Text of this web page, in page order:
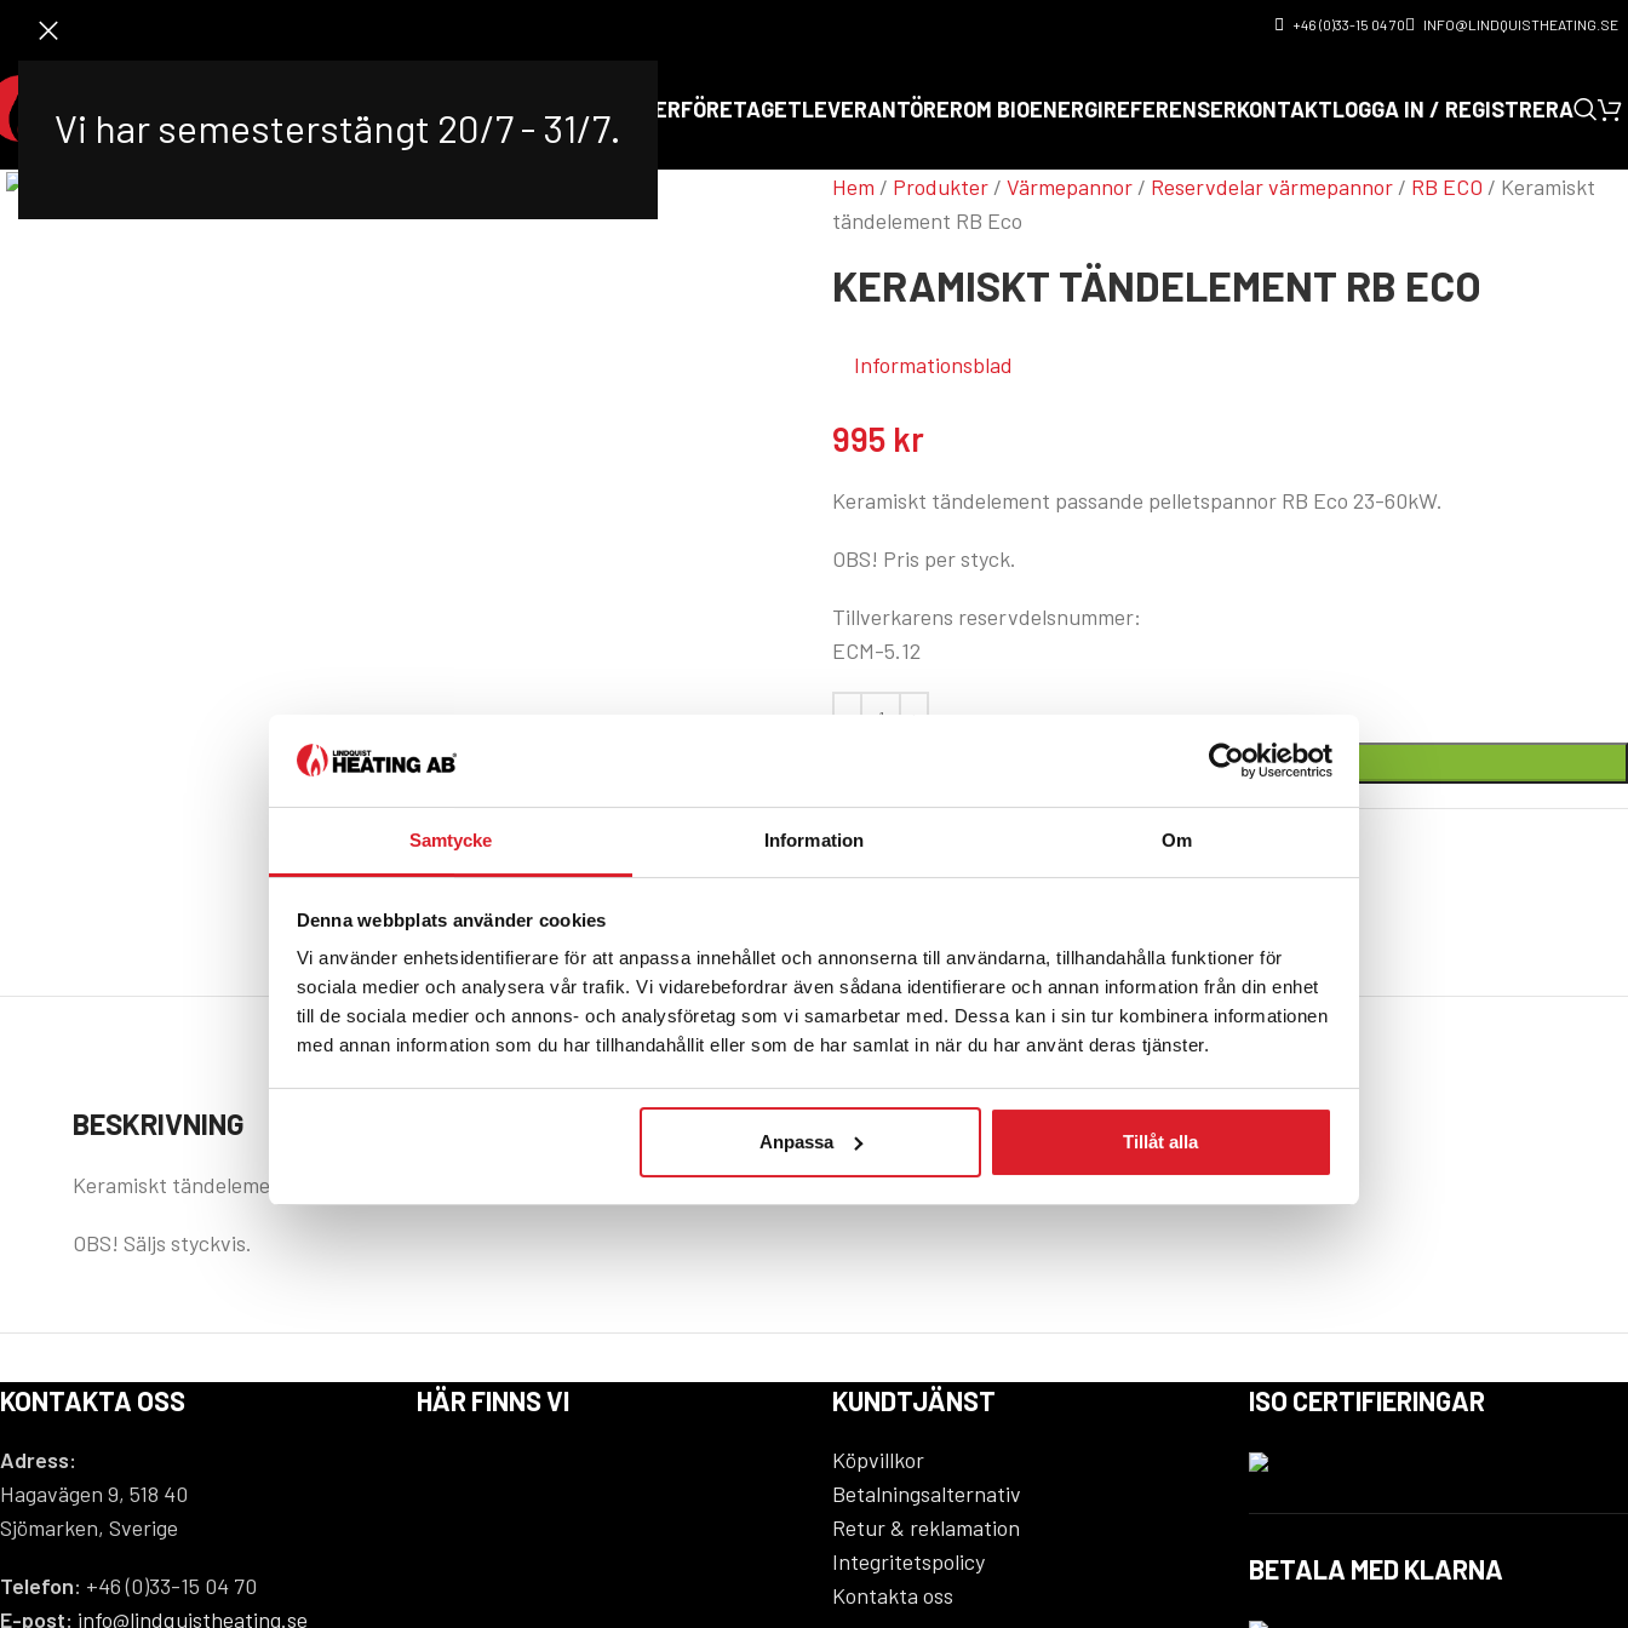
Vi har semesterstängt 20/7 - 31/7.
Samtycke Information Om
Denna webbplats använder cookies
Vi använder enhetsidentifierare för att anpassa innehållet och annonserna till användarna, tillhandahålla funktioner för
sociala medier och analysera vår trafik. Vi vidarebefordrar även sådana identifierare och annan information från din enhet
till de sociala medier och annons- och analysföretag som vi samarbetar med. Dessa kan i sin tur kombinera informationen
med annan information som du har tillhandahållit eller som de har samlat in när du har använt deras tjänster.
Anpassa Tillåt alla
+46 (0)33-15 04 70 INFO@LINDQUISTHEATING.SE
PRODUKTERFÖRETAGETLEVERANTÖREROM BIOENERGIREFERENSERKONTAKTLOGGA IN / REGISTRERA
Hem / Produkter / Värmepannor / Reservdelar värmepannor / RB ECO / Keramiskt
tändelement RB Eco
KERAMISKT TÄNDELEMENT RB ECO
Informationsblad
995 kr
Keramiskt tändelement passande pelletspannor RB Eco 23-60kW.
OBS! Pris per styck.
Tillverkarens reservdelsnummer:
ECM-5.12
LÄGG TILL I VARUKORG
Artikelnr:
Kategori:RB ECO
BESKRIVNING YTTERLIGARE INFORMATION
BESKRIVNING
Keramiskt tändelement passande pelletspannor RB Eco 23-60 kW.
OBS! Säljs styckvis.
KONTAKTA OSS
Adress:
Hagavägen 9, 518 40
Sjömarken, Sverige
Telefon: +46 (0)33-15 04 70
E-post: info@lindquistheating.se
HÄR FINNS VI KUNDTJÄNST
Köpvillkor
Betalningsalternativ
Retur & reklamation
Integritetspolicy
Kontakta oss
ISO CERTIFIERINGAR
BETALA MED KLARNA